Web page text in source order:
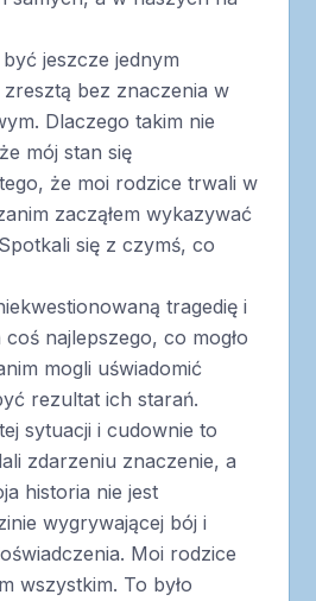
jeszcze jednym
bez znaczenia w
Dlaczego takim nie
mój stan się
że moi rodzice trwali w
zacząłem wykazywać
się z czymś, co
tragedię i
najlepszego, co mogło
mogli uświadomić
rezultat ich starań.
sytuacji i cudownie to
zdarzeniu znaczenie, a
historia nie jest
wygrywającej bój i
Moi rodzice
wszystkim. To było